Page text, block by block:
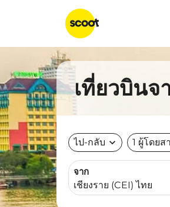
เที่ยวบินจ
ไป-กลับ expand_more 1 ผู้โดยส
จาก